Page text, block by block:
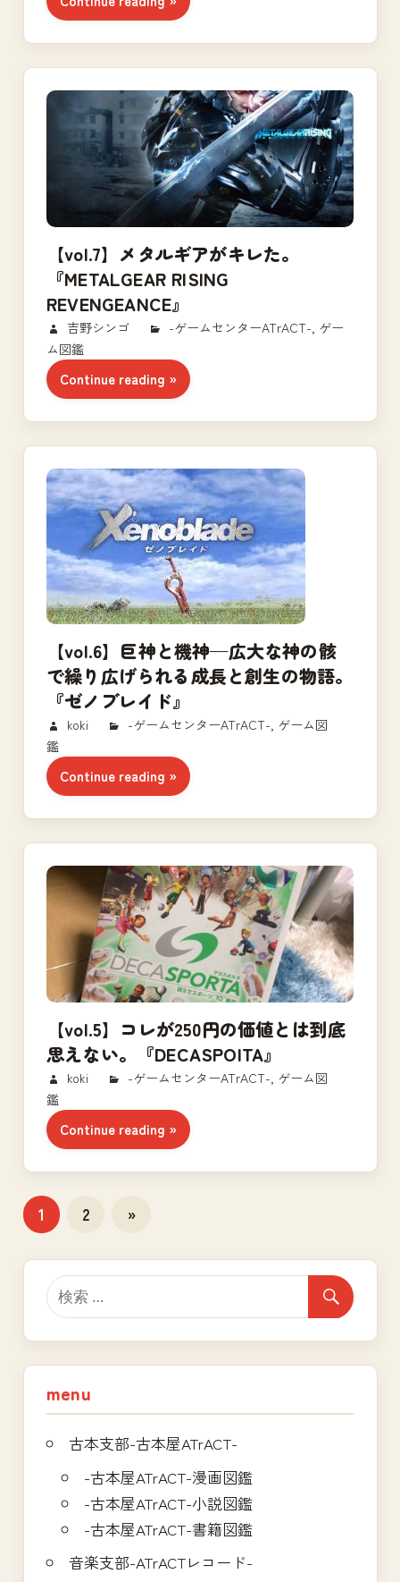
【vol.7】メタルギアがキレた。
『METALGEAR RISING
REVENGEANCE』
2017/11/24
吉野シンゴ -ゲームセンターATrACT- ゲー
ム図鑑
Continue reading
【vol.6】巨神と機神—広大な神の骸
で繰り広げられる成長と創生の物語。
『ゼノブレイド』
2017/10/29
koki -ゲームセンターATrACT- ゲーム図
鑑
Continue reading
【vol.5】コレが250円の価値とは到底
思えない。『DECASPOITA』
2017/09/23
koki -ゲームセンターATrACT- ゲーム図
鑑
Continue reading
投
ー
送
り
1 2
次
記
»
menu
古本支部-古本屋ATrACT-
-古本屋ATrACT-漫画図鑑
-古本屋ATrACT-小説図鑑
-古本屋ATrACT-書籍図鑑
音楽支部-ATrACTレコード-